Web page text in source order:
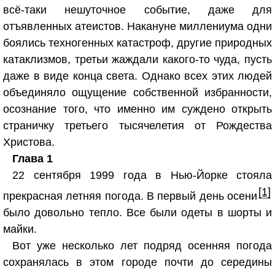
всё-таки нешуточное событие, даже для
отъявленных атеистов. Накануне миллениума одни
боялись техногенных катастроф, другие природных
катаклизмов, третьи жаждали какого-то чуда, пусть
даже в виде конца света. Однако всех этих людей
объединяло ощущение собственной избранности,
осознание того, что именно им суждено открыть
страничку третьего тысячелетия от Рождества
Христова.
Глава 1
22 сентября 1999 года в Нью-Йорке стояла
прекрасная летняя погода. В первый день осени [1]
было довольно тепло. Все были одеты в шорты и
майки.
Вот уже несколько лет подряд осенняя погода
сохранялась в этом городе почти до середины